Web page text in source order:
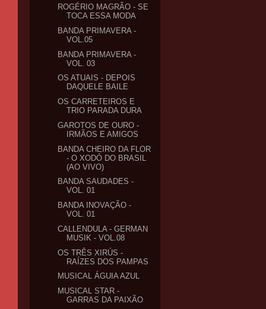
ROGÉRIO MAGRÃO - SE
TOCA ESSA MODA
BANDA PRIMAVERA -
VOL.05
BANDA PRIMAVERA -
VOL. 03
OS ATUAIS - DEPOIS
DAQUELE BAILE
OS CARRETEIROS E
TRIO PARADA DURA
GAROTOS DE OURO -
IRMÃOS E AMIGOS
BANDA CHEIRO DA FLOR
- O XODÓ DO BRASIL
(AO VIVO)
BANDA SAUDADES -
VOL. 01
BANDA INOVAÇÃO -
VOL. 01
CALLENDULA - GERMAN
MUSIK - VOL.08
OS TRÊS XIRÚS -
RAÍZES DOS PAMPAS
MUSICAL ÁGUIA AZUL
MUSICAL STAR -
GARRAS DA PAIXÃO